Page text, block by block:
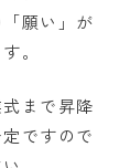
願い」が
。
まで昇降
ですので